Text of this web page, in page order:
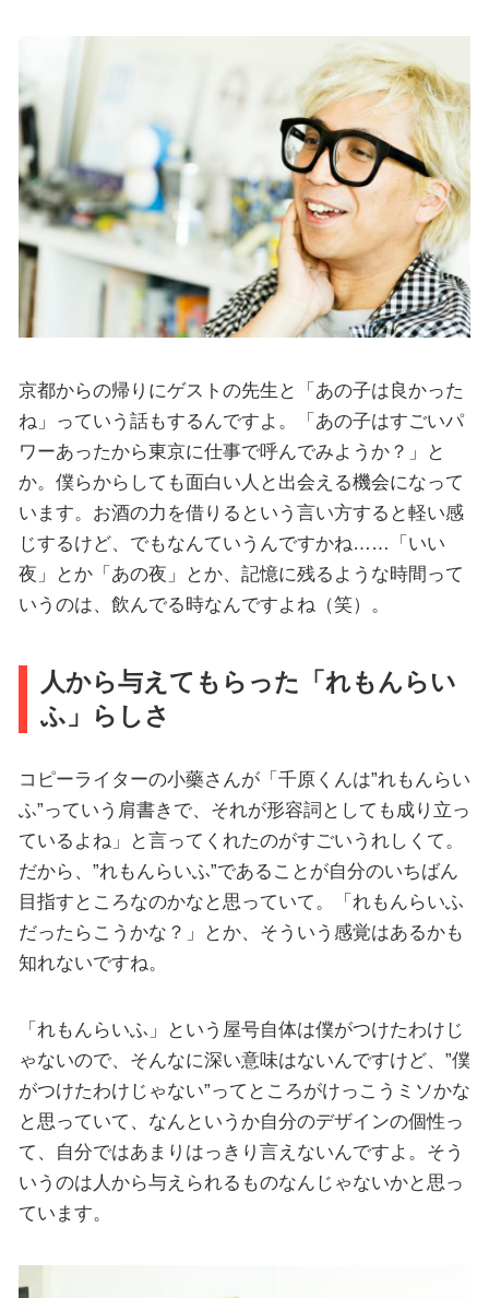
京都からの帰りにゲストの先生と「あの子は良かった
ね」っていう話もするんですよ。「あの子はすごいパ
ワーあったから東京に仕事で呼んでみようか？」と
か。僕らからしても面白い人と出会える機会になって
います。お酒の力を借りるという言い方すると軽い感
じするけど、でもなんていうんですかね……「いい
夜」とか「あの夜」とか、記憶に残るような時間って
いうのは、飲んでる時なんですよね（笑）。
人から与えてもらった「れもんらい
ふ」らしさ
コピーライターの小藥さんが「千原くんは”れもんらい
ふ”っていう肩書きで、それが形容詞としても成り立っ
ているよね」と言ってくれたのがすごいうれしくて。
だから、”れもんらいふ”であることが自分のいちばん
目指すところなのかなと思っていて。「れもんらいふ
だったらこうかな？」とか、そういう感覚はあるかも
知れないですね。
「れもんらいふ」という屋号自体は僕がつけたわけじ
ゃないので、そんなに深い意味はないんですけど、”僕
がつけたわけじゃない”ってところがけっこうミソかな
と思っていて、なんというか自分のデザインの個性っ
て、自分ではあまりはっきり言えないんですよ。そう
いうのは人から与えられるものなんじゃないかと思っ
ています。